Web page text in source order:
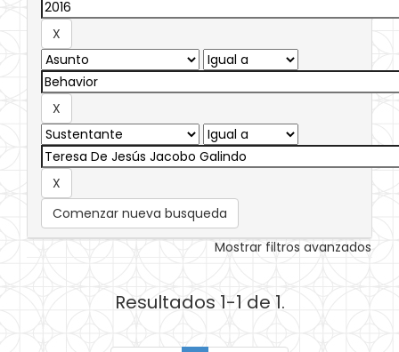
Comenzar nueva busqueda
Mostrar filtros avanzados
Resultados 1-1 de 1.